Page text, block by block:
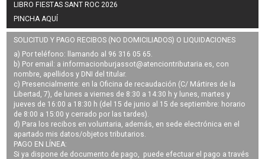
LIBRO FIESTAS SANT ROC 2026
PINCHA AQUÍ
SOLICITUD Y PAGO RECIBOS (NO DOMICILIADOS) O LIQUIDACIONES
a) Por teléfono: llamando al 96 316 05 65.
b) Por email: a informacionburjassot@atenciontributaria.es, con
nombre, apellidos y DNI del titular.
c) Presencialmente: en la Oficina de recaudación (C/ Mártires de la
Libertad, 7), de lunes a viernes de 8:30 a 14:30 h y lunes, martes y
jueves de 16:00 a 18:30 h (del 15 de junio al 15 de septiembre: horario
de 8:00 a 15:00 y cerrado por las tardes).
d) Para los recibos en voluntaria, además, en sede electrónica en el
apartado mis datos/objetos tributarios.
PAGO EN LÍNEA:
Si ya dispone de documento de pago, puede efectuar el pago a través